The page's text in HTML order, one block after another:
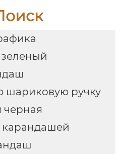
шариковую ручку
черная
карандашей